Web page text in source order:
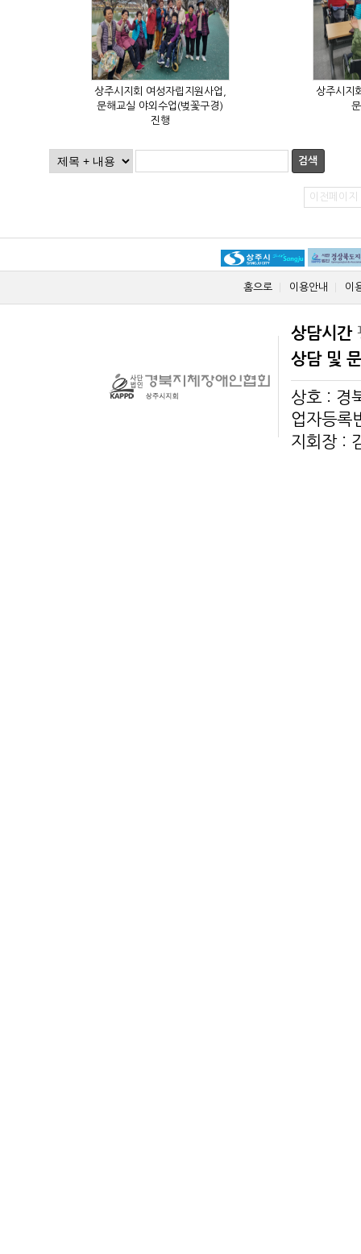
진행
검색
이전페이지
홈으로 이용안내 이
상담시간
상담 및
상호 : 경
업자등
지회장 :